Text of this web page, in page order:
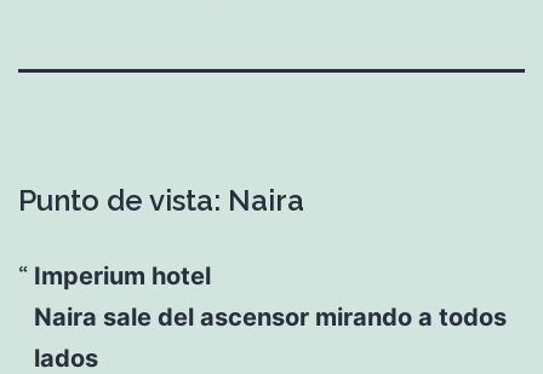
Punto de vista: Naira
Imperium hotel
Naira sale del ascensor mirando a todos
lados